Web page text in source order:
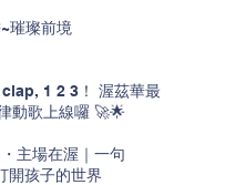
璀璨前境
1 2 3！ 渥茲華最
動歌上線囉 🚀🌟
主場在渥｜一句
開孩子的世界